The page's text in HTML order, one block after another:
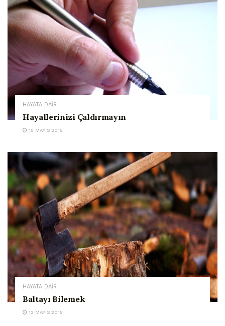
HAYATA DAİR
Hayallerinizi Çaldırmayın
15 MAYIS 2015
HAYATA DAİR
Baltayı Bilemek
12 MAYIS 2015